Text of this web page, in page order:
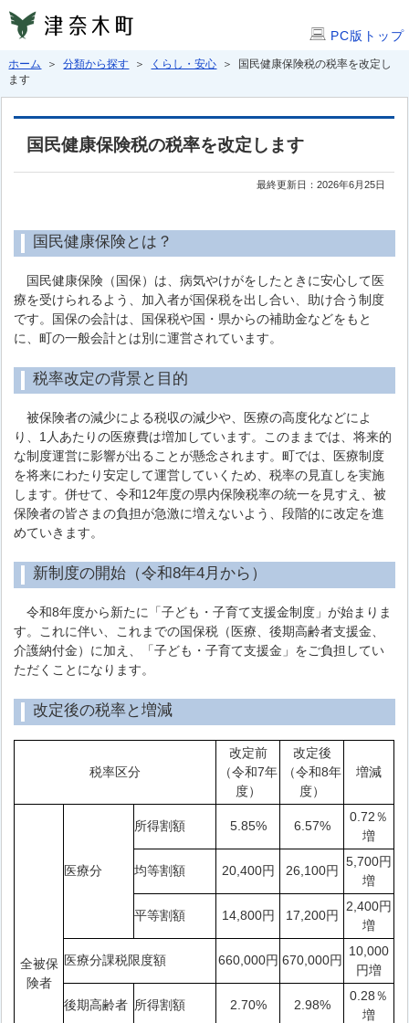
PC版トップ
ホーム ＞分類から探す ＞ くらし・安心 ＞ 国民健康保険税の税率を改定し
ます
国民健康保険税の税率を改定します
最終更新日：2026年6月25日
国民健康保険とは？
国民健康保険（国保）は、病気やけがをしたときに安心して医
療を受けられるよう、加入者が国保税を出し合い、助け合う制度
です。国保の会計は、国保税や国・県からの補助金などをもと
に、町の一般会計とは別に運営されています。
税率改定の背景と目的
被保険者の減少による税収の減少や、医療の高度化などによ
り、1人あたりの医療費は増加しています。このままでは、将来的
な制度運営に影響が出ることが懸念されます。町では、医療制度
を将来にわたり安定して運営していくため、税率の見直しを実施
します。併せて、令和12年度の県内保険税率の統一を見すえ、被
保険者の皆さまの負担が急激に増えないよう、段階的に改定を進
めていきます。
新制度の開始（令和8年4月から）
令和8年度から新たに「子ども・子育て支援金制度」が始まりま
す。これに伴い、これまでの国保税（医療、後期高齢者支援金、
介護納付金）に加え、「子ども・子育て支援金」をご負担してい
ただくことになります。
改定後の税率と増減
税率区分
改定前
（令和7年
度）
改定後
（令和8年
度）
増減
全被保
険者
医療分
所得割額 5.85% 6.57%
0.72％
増
均等割額 20,400円 26,100円
5,700円
増
平等割額 14,800円 17,200円
2,400円
増
医療分課税限度額 660,000円 670,000円
10,000
円増
後期高齢者 所得割額 2.70% 2.98%
0.28％
増